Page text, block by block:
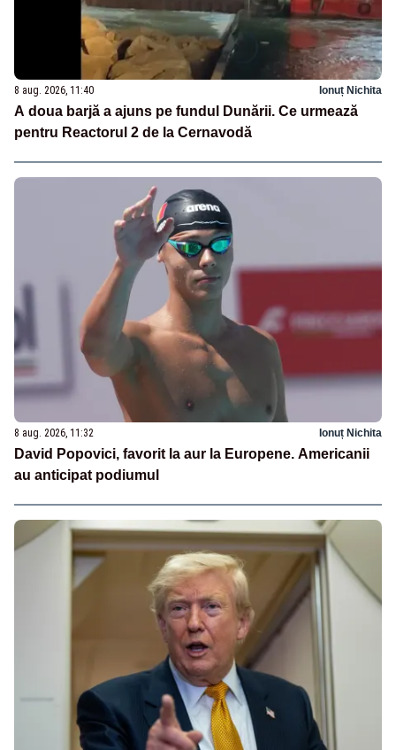
8 aug. 2026, 11:40 Ionuț Nichita
A doua barjă a ajuns pe fundul Dunării. Ce urmează
pentru Reactorul 2 de la Cernavodă
8 aug. 2026, 11:32 Ionuț Nichita
David Popovici, favorit la aur la Europene. Americanii
au anticipat podiumul